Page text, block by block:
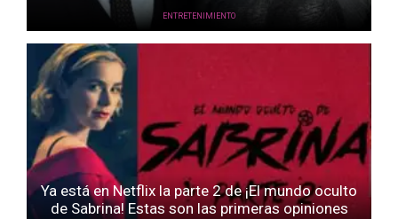
ENTRETENIMIENTO
Ya está en Netflix la parte 2 de ¡El mundo oculto
de Sabrina! Estas son las primeras opiniones